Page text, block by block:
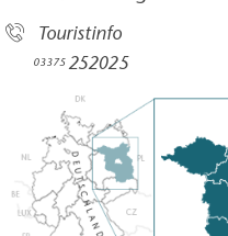
Touristinfo
03375252025​